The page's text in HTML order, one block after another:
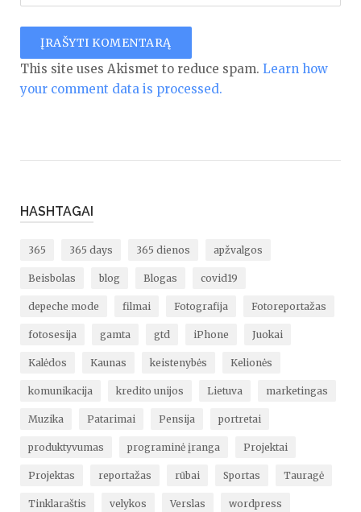
This site uses Akismet to reduce spam. Learn how
your comment data is processed.
HASHTAGAI
365 365 days 365 dienos apžvalgos
Beisbolas blog Blogas covid19
depeche mode filmai Fotografija Fotoreportažas
fotosesija gamta gtd iPhone Juokai
Kalėdos Kaunas keistenybės Kelionės
komunikacija kredito unijos Lietuva marketingas
Muzika Patarimai Pensija portretai
produktyvumas programinė įranga Projektai
Projektas reportažas rūbai Sportas Tauragė
Tinklaraštis velykos Verslas wordpress